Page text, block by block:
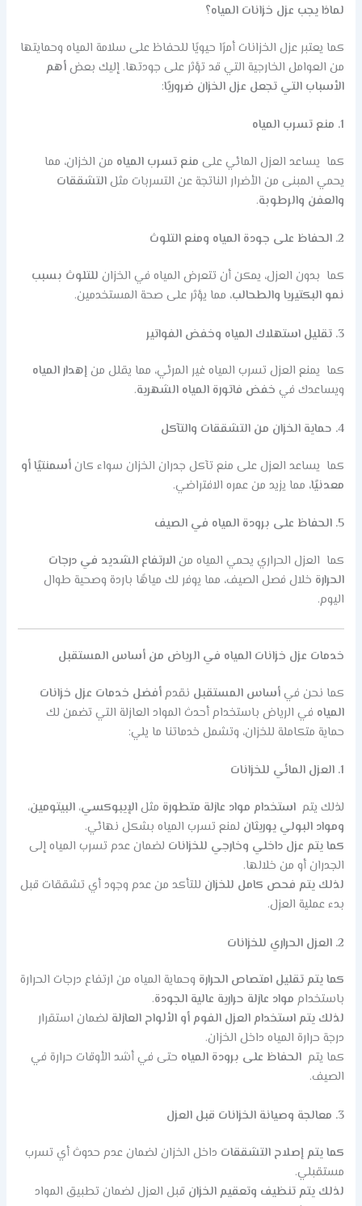
لماذا يجب عزل خزانات المياه؟
كما يعتبر عزل الخزانات أمرًا حيويًا للحفاظ على سلامة المياه وحمايتها
من العوامل الخارجية التي قد تؤثر على جودتها. إليك بعضأهم
الأسباب التي تجعل عزل الخزان ضروريًا:
1. منع تسرب المياه
كما يساعد العزل المائي على منع تسرب المياه من الخزان، مما
يحمي المبنى من الأضرار الناتجة عن التسربات مثلالتشققات
والعفن والرطوبة.
2. الحفاظ على جودة المياه ومنع التلوث
كما بدون العزل، يمكن أن تتعرض المياه في الخزان للتلوث بسبب
نمو البكتيريا والطحالب، مما يؤثر على صحة المستخدمين.
3. تقليل استهلاك المياه وخفض الفواتير
كما يمنع العزل تسرب المياه غير المرئي، مما يقلل منإهدار المياه
ويساعدك في خفض فاتورة المياه الشهرية.
4. حماية الخزان من التشققات والتآكل
كما يساعد العزل على منع تآكل جدران الخزان سواء كانأسمنتيًا أو
معدنيًا، مما يزيد من عمره الافتراضي.
5. الحفاظ على برودة المياه في الصيف
كما العزل الحراري يحمي المياه منالارتفاع الشديد في درجات
الحرارة خلال فصل الصيف، مما يوفر لك مياهًا باردة وصحية طوال
اليوم.
خدمات عزل خزانات المياه في الرياض من أساس المستقبل
كما نحن فيأساس المستقبل نقدمأفضل خدمات عزل خزانات
المياه في الرياض باستخدام أحدث المواد العازلة التي تضمن لك
حماية متكاملة للخزان، وتشمل خدماتنا ما يلي:
1. العزل المائي للخزانات
لذلك يتماستخدام مواد عازلة متطورة مثلالإيبوكسي، البيتومين،
ومواد البولي يوريثان لمنع تسرب المياه بشكل نهائي.
كما يتم عزل داخلي وخارجي للخزانات لضمان عدم تسرب المياه إلى
الجدران أو من خلالها.
لذلك يتم فحص كامل للخزان للتأكد من عدم وجود أي تشققات قبل
بدء عملية العزل.
2. العزل الحراري للخزانات
كما يتم تقليل امتصاص الحرارة وحماية المياه من ارتفاع درجات الحرارة
باستخدام مواد عازلة حرارية عالية الجودة.
لذلك يتم استخدام العزل الفوم أو الألواح العازلة لضمان استقرار
درجة حرارة المياه داخل الخزان.
كما يتمالحفاظ على برودة المياه حتى في أشد الأوقات حرارة في
الصيف.
3. معالجة وصيانة الخزانات قبل العزل
كما يتم إصلاح التشققات داخل الخزان لضمان عدم حدوث أي تسرب
مستقبلي.
لذلك يتم تنظيف وتعقيم الخزان قبل العزل لضمان تطبيق المواد